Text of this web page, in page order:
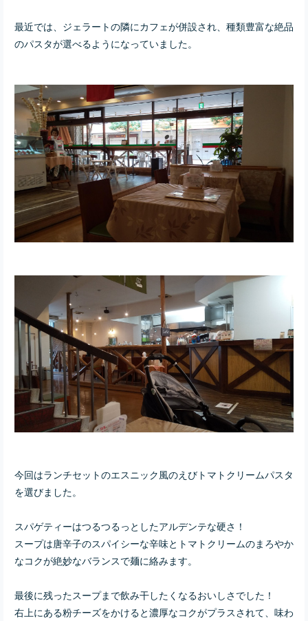
最近では、ジェラートの隣にカフェが併設され、種類豊富な絶品
のパスタが選べるようになっていました。
今回はランチセットのエスニック風のえびトマトクリームパスタ
を選びました。
スパゲティーはつるつるっとしたアルデンテな硬さ！
スープは唐辛子のスパイシーな辛味とトマトクリームのまろやか
なコクが絶妙なバランスで麺に絡みます。
最後に残ったスープまで飲み干したくなるおいしさでした！
右上にある粉チーズをかけると濃厚なコクがプラスされて、味わ